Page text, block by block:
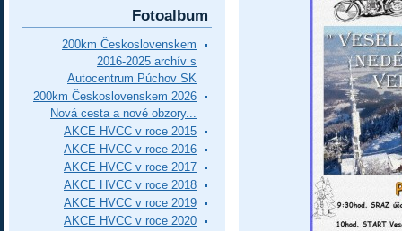
Fotoalbum
200km Československem
2016-2025 archív s
Autocentrum Púchov SK
200km Československem 2026
Nová cesta a nové obzory...
AKCE HVCC v roce 2015
AKCE HVCC v roce 2016
AKCE HVCC v roce 2017
AKCE HVCC v roce 2018
AKCE HVCC v roce 2019
AKCE HVCC v roce 2020